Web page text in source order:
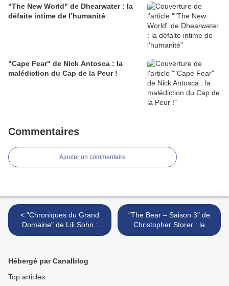
"The New World" de Dhearwater : la
défaite intime de l’humanité
"Cape Fear" de Nick Antosca : la
malédiction du Cap de la Peur !
Commentaires
Ajouter un commentaire
< "Chroniques du Grand
Domaine" de Lili Sohn :
comprendre d’où nous
"The Bear – Saison 3" de
Christopher Storer : la
parenthèse enchantée >
Hébergé par Canalblog
Top articles